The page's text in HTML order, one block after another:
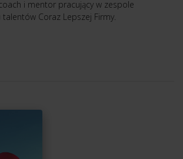
i mentor pracujący w zespole
Coraz Lepszej Firmy.